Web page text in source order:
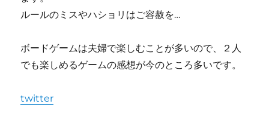
ルールのミスやハショリはご容赦を…
ボードゲームは夫婦で楽しむことが多いので、２人
でも楽しめるゲームの感想が今のところ多いです。
twitter